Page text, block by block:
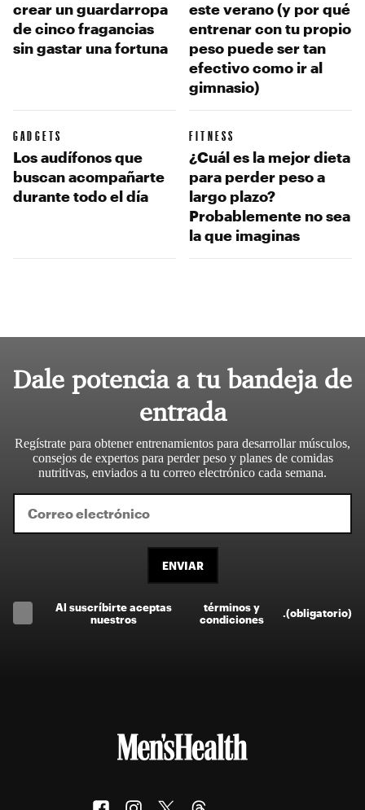
crear un guardarropa
de cinco fragancias
sin gastar una fortuna
este verano (y por qué
entrenar con tu propio
peso puede ser tan
efectivo como ir al
gimnasio)
GADGETS
Los audífonos que
buscan acompañarte
durante todo el día
FITNESS
¿Cuál es la mejor dieta
para perder peso a
largo plazo?
Probablemente no sea
la que imaginas
Dale potencia a tu bandeja de
entrada
Regístrate para obtener entrenamientos para desarrollar músculos,
consejos de expertos para perder peso y planes de comidas
nutritivas, enviados a tu correo electrónico cada semana.
ENVIAR
Al suscríbirte aceptas
nuestros
términos y
condiciones
.(obligatorio)